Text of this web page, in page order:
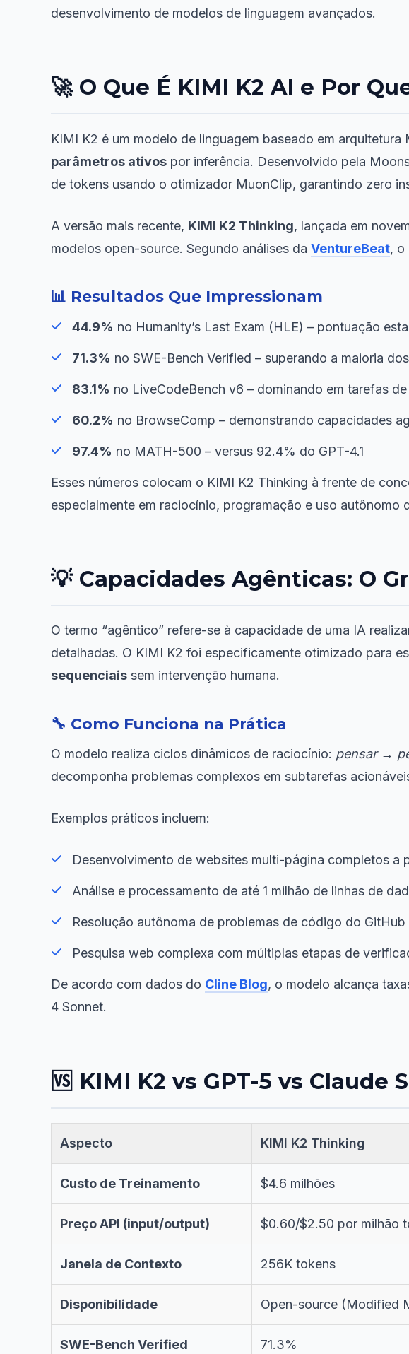
desenvolvimento de modelos de linguagem avançados.
🚀 O Que É KIMI K2 AI e Por
KIMI K2 é um modelo de linguagem baseado em
parâmetros ativos por inferência. Desenvolvido pela
de tokens usando o otimizador MuonClip, garantindo zero
A versão mais recente, KIMI K2 Thinking, lançada em
modelos open-source. Segundo análises da VentureBeat, o
📊 Resultados Que Impressionam
44.9% no Humanity’s Last Exam (HLE) – pontuação
71.3% no SWE-Bench Verified – superando a maioria
83.1% no LiveCodeBench v6 – dominando em tarefas
60.2% no BrowseComp – demonstrando capacidades
97.4% no MATH-500 – versus 92.4% do GPT-4.1
Esses números colocam o KIMI K2 Thinking à frente de
especialmente em raciocínio, programação e uso autônomo
💡 Capacidades Agênticas: O
O termo “agêntico” refere-se à capacidade de uma IA
detalhadas. O KIMI K2 foi especificamente otimizado para
sequenciais sem intervenção humana.
🔧 Como Funciona na Prática
O modelo realiza ciclos dinâmicos de raciocínio: pensar →
decomponha problemas complexos em subtarefas
Exemplos práticos incluem:
Desenvolvimento de websites multi-página completos a
Análise e processamento de até 1 milhão de linhas de
Resolução autônoma de problemas de código do
Pesquisa web complexa com múltiplas etapas de
De acordo com dados do Cline Blog, o modelo alcança
4 Sonnet.
🆚 KIMI K2 vs GPT-5 vs
Aspecto KIMI K2 Thinking
Custo de Treinamento $4.6 milhões
Preço API (input/output) $0.60/$2.50 por milhão
Janela de Contexto 256K tokens
Disponibilidade Open-source (Modified
SWE-Bench Verified 71.3%